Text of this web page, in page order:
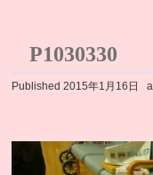
介護老人
P1030330
Published2015年1月16日